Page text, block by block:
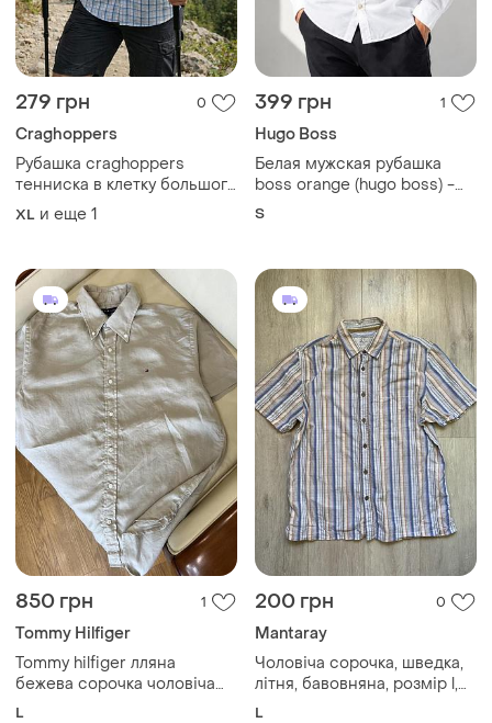
279 грн 0
Craghoppers
Рубашка craghoppers
тенниска в клетку большого
размера
XL и еще 1
399 грн 1
Hugo Boss
Белая мужская рубашка
boss orange (hugo boss) -
размер s
S
850 грн 1
Tommy Hilfiger
Tommy hilfiger лляна
бежева сорочка чоловіча
короткий рукав в розмірі l
L
200 грн 0
Mantaray
Чоловіча сорочка, шведка,
літня, бавовняна, розмір l,
розпродаж
L